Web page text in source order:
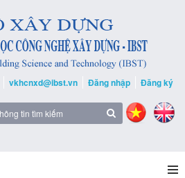
vkhcnxd@ibst.vn Đăng nhập Đăng ký